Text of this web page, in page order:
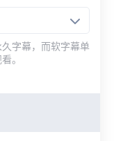
字幕，而软字幕单
。